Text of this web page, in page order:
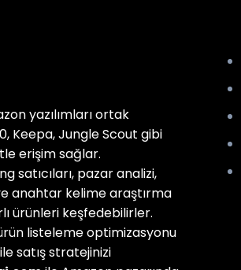
yazılımları ortak
Keepa, Jungle Scout gibi
erişim sağlar.
satıcıları, pazar analizi,
anahtar kelime araştırma
ürünleri keşfedebilirler.
listeleme optimizasyonu
satış stratejinizi